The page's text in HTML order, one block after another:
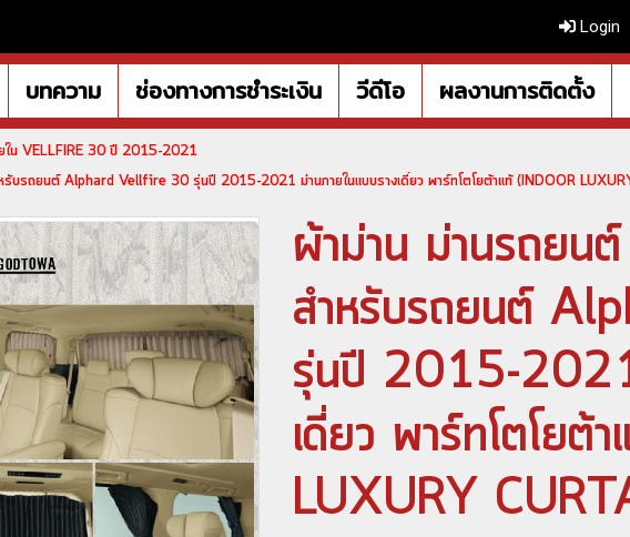
Login
บทความ ช่องทางการชำระเงิน วีดีโอ ผลงานการติดตั้ง
ใน VELLFIRE 30 ปี 2015-2021
บรถยนต์ Alphard Vellfire 30 รุ่นปี 2015-2021 ม่านภายในแบบรางเดี่ยว พาร์ทโตโยต้าแท้ (INDOOR
ผ้าม่าน ม่านรถยน
สำหรับรถยนต์
รุ่นปี 2015-2021
เดี่ยว พาร์ทโตโยต้
LUXURY